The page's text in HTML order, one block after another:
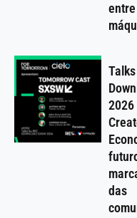
2026
das